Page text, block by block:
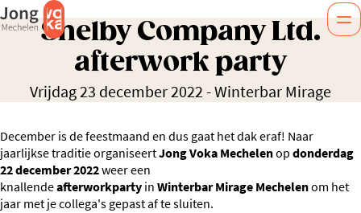
Shelby Company Ltd.
afterwork party
Vrijdag 23 december 2022 -Winterbar Mirage
December is de feestmaand en dus gaat het dak eraf! Naar
jaarlijkse traditie organiseertJong Voka Mechelenop donderdag
22 december 2022weer een
knallendeafterworkparty in Winterbar Mirage Mechelenom het
jaar met je collega's gepast af te sluiten.